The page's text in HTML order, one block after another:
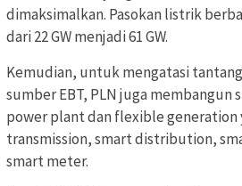
dimaksimalkan. Pasokan listrik
dari 22 GW menjadi 61 GW.
Kemudian, untuk mengatasi
sumber EBT, PLN juga membangun
power plant dan flexible generation
transmission, smart distribution,
smart meter.